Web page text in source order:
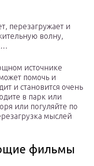
перезагружает и
волну,
источнике
помочь и
и становится очень
в парк или
или погуляйте по
мыслей
фильмы